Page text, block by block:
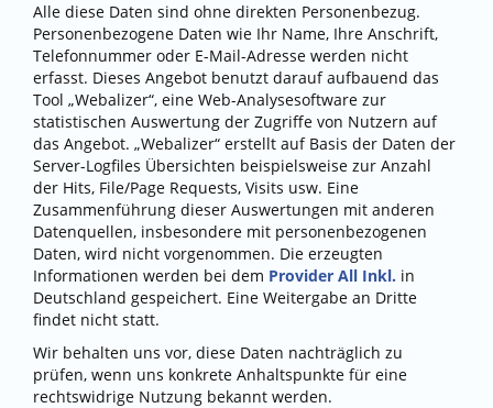
Alle diese Daten sind ohne direkten Personenbezug.
Personenbezogene Daten wie Ihr Name, Ihre Anschrift,
Telefonnummer oder E-Mail-Adresse werden nicht
erfasst. Dieses Angebot benutzt darauf aufbauend das
Tool „Webalizer“, eine Web-Analysesoftware zur
statistischen Auswertung der Zugriffe von Nutzern auf
das Angebot. „Webalizer“ erstellt auf Basis der Daten der
Server-Logfiles Übersichten beispielsweise zur Anzahl
der Hits, File/Page Requests, Visits usw. Eine
Zusammenführung dieser Auswertungen mit anderen
Datenquellen, insbesondere mit personenbezogenen
Daten, wird nicht vorgenommen. Die erzeugten
Informationen werden bei dem Provider All Inkl. in
Deutschland gespeichert. Eine Weitergabe an Dritte
findet nicht statt.
Wir behalten uns vor, diese Daten nachträglich zu
prüfen, wenn uns konkrete Anhaltspunkte für eine
rechtswidrige Nutzung bekannt werden.